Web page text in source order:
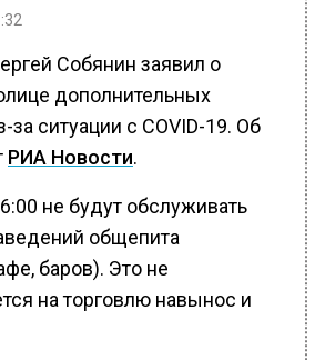
Собянин заявил о
дополнительных
за ситуации с COVID-19. Об
РИА Новости.
не будут обслуживать
общепита
баров). Это не
на торговлю навынос и